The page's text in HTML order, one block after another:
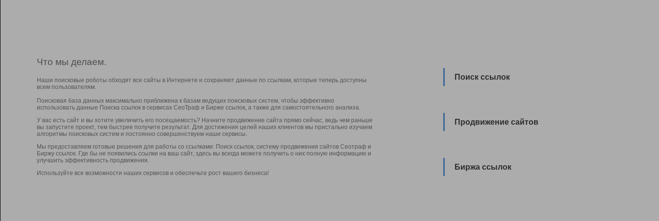
Что мы делаем.
Наши поисковые роботы обходят все сайты в Интернете и сохраняют данные по ссылкам, которые теперь доступны
всем пользователям.
Поисковая база данных максимально приближена к базам ведущих поисковых систем, чтобы эффективно
использовать данные Поиска ссылок в сервисах СеоТраф и Бирже ссылок, а также для самостоятельного анализа.
У вас есть сайт и вы хотите увеличить его посещаемость? Начните продвижение сайта прямо сейчас, ведь чем раньше
вы запустите проект, тем быстрее получите результат. Для достижения целей наших клиентов мы пристально изучаем
алгоритмы поисковых систем и постоянно совершенствуем наши сервисы.
Мы предоставляем готовые решения для работы со ссылками: Поиск ссылок, систему продвижения сайтов Сеотраф и
Биржу ссылок. Где бы не появились ссылки на ваш сайт, здесь вы всегда можете получить о них полную информацию и
улучшить эффективность продвижения.
Используйте все возможности наших сервисов и обеспечьте рост вашего бизнеса!
Поиск ссылок
Продвижение сайтов
Биржа ссылок